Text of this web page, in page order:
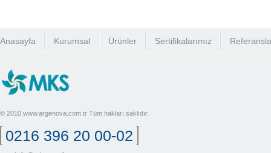
Anasayfa Kurumsal Ürünler Sertifikalarımız
© 2010 www.argenova.com.tr Tüm hakları saklıdır.
0216 396 20 00-02